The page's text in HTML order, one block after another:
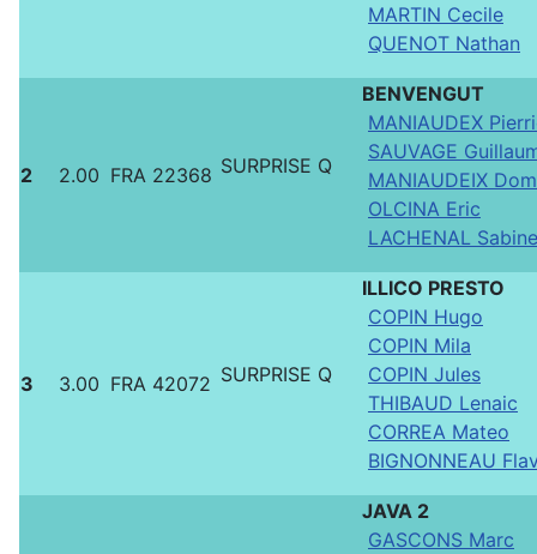
MARTIN Cecile
QUENOT Nathan
2 2.00 FRA 22368 SURPRISE Q
BENVENGUT
MANIAUDEX
SAUVAGE
MANIAUDEIX
OLCINA Eric
LACHENAL Sabine
3 3.00 FRA 42072 SURPRISE Q
ILLICO PRESTO
COPIN Hugo
COPIN Mila
COPIN Jules
THIBAUD Lenaic
CORREA Mateo
BIGNONNEAU
JAVA 2
GASCONS Marc